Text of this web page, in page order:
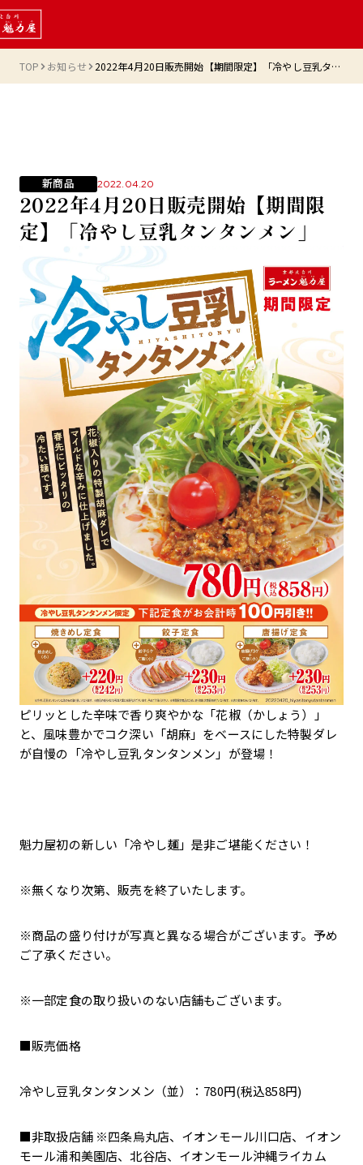
TOP お知らせ 2022年4月20日販売開始【期間限定】「冷やし豆乳タンタンメン」
新商品 2022.04.20
2022年4月20日販売開始【期間限
定】「冷やし豆乳タンタンメン」
ピリッとした辛味で香り爽やかな「花椒（かしょう）」
と、風味豊かでコク深い「胡麻」をベースにした特製ダレ
が自慢の「冷やし豆乳タンタンメン」が登場！
魁力屋初の新しい「冷やし麺」是非ご堪能ください！
※無くなり次第、販売を終了いたします。
※商品の盛り付けが写真と異なる場合がございます。予め
ご了承ください。
※一部定食の取り扱いのない店舗もございます。
■販売価格
冷やし豆乳タンタンメン（並）：780円(税込858円)
■非取扱店舗 ※四条烏丸店、イオンモール川口店、イオン
モール浦和美園店、北谷店、イオンモール沖縄ライカム